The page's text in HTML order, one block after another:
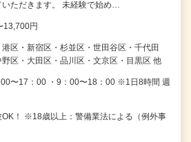
いただきます。 未経験で始め…
13,700円
区・新宿区・杉並区・世田谷区・千代田
野区・大田区・品川区・文京区・目黒区 他
00〜17：00 ・9：00〜18：00 ※1日8時間 週
OK！ ※18歳以上：警備業法による（例外事